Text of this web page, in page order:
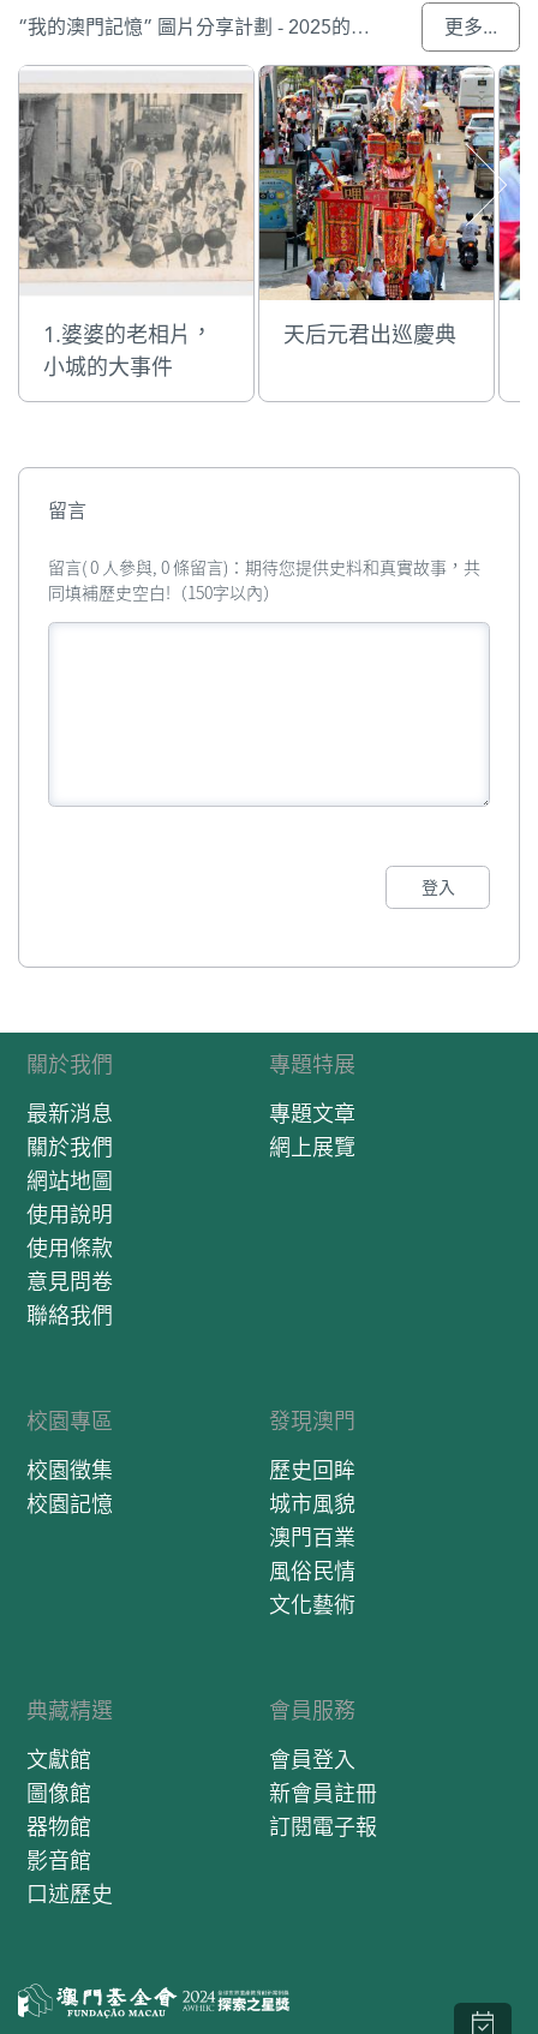
“我的澳門記憶” 圖片分享計劃 - 2025的參與作品 更多...
1.婆婆的老相片，
小城的大事件
天后元君出巡慶典
留言
留言( 0 人參與, 0 條留言)：期待您提供史料和真實故事，共
同填補歷史空白!（150字以內）
登入
關於我們
最新消息
關於我們
網站地圖
使用說明
使用條款
意見問卷
聯絡我們
專題特展
專題文章
網上展覽
校園專區
校園徵集
校園記憶
發現澳門
歷史回眸
城市風貌
澳門百業
風俗民情
文化藝術
典藏精選
文獻館
圖像館
器物館
影音館
口述歷史
會員服務
會員登入
新會員註冊
訂閱電子報